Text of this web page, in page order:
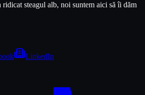
steagul alb, noi suntem aici să îi dăm
LinkedIn